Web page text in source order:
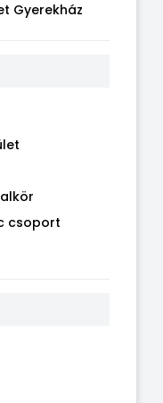
Gyerekház
csoport